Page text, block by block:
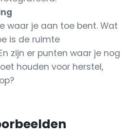
waar je aan toe bent. Wat
is de ruimte
zijn er punten waar je nog
houden voor herstel,